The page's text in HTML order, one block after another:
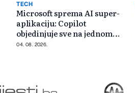
TECH
Microsoft sprema AI super-
aplikaciju: Copilot
objedinjuje sve na jednom
mjestu
04. 08. 2026.